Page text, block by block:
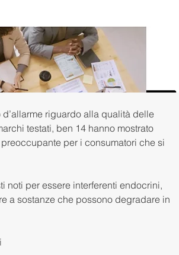
riguardo alla qualità delle
testati, ben 14 hanno mostrato
per i consumatori che si
noti per essere interferenti endocrini,
a sostanze che possono degradare in